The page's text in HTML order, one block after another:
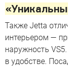
Также Jetta
интерьером —
наружность
в удобстве.